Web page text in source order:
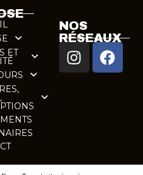
ET
NOS
RÉSEAUX